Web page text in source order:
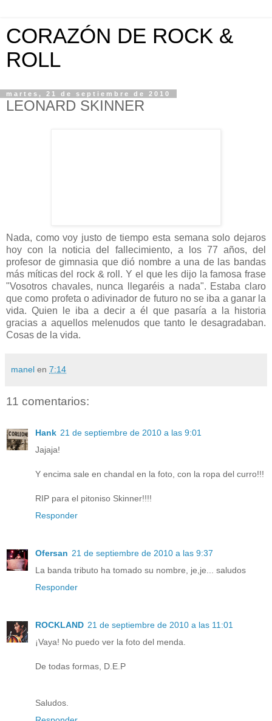
CORAZÓN DE ROCK &
ROLL
martes, 21 de septiembre de 2010
LEONARD SKINNER
Nada, como voy justo de tiempo esta semana solo dejaros
hoy con la noticia del fallecimiento, a los 77 años, del
profesor de gimnasia que dió nombre a una de las bandas
más míticas del rock & roll. Y el que les dijo la famosa frase
"Vosotros chavales, nunca llegaréis a nada". Estaba claro
que como profeta o adivinador de futuro no se iba a ganar la
vida. Quien le iba a decir a él que pasaría a la historia
gracias a aquellos melenudos que tanto le desagradaban.
Cosas de la vida.
manel en 7:14
11 comentarios:
Hank 21 de septiembre de 2010 a las 9:01
Jajaja!
Y encima sale en chandal en la foto, con la ropa del curro!!!
RIP para el pitoniso Skinner!!!!
Responder
Ofersan 21 de septiembre de 2010 a las 9:37
La banda tributo ha tomado su nombre, je,je... saludos
Responder
ROCKLAND 21 de septiembre de 2010 a las 11:01
¡Vaya! No puedo ver la foto del menda.
De todas formas, D.E.P
Saludos.